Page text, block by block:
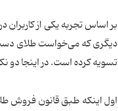
بر اساس تجربه یکی از
دیگری که می‌خواست طلای دست
تسویه کرده است. در اینجا
اول اینکه طبق قانون فروش